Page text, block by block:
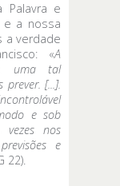
Palavra e
e a nossa
a verdade
«A
uma tal
[...].
e sob
nos
e
22).